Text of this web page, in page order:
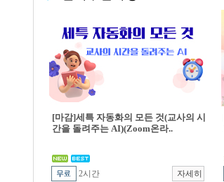
[마감]세특 자동화의 모든 것(교사의 시
간을 돌려주는 AI)(Zoom온라..
2시간